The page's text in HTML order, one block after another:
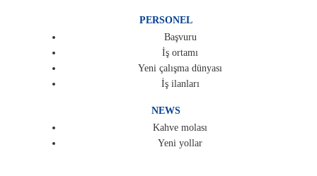
PERSONEL
Başvuru
İş ortamı
Yeni çalışma dünyası
İş ilanları
NEWS
Kahve molası
Yeni yollar